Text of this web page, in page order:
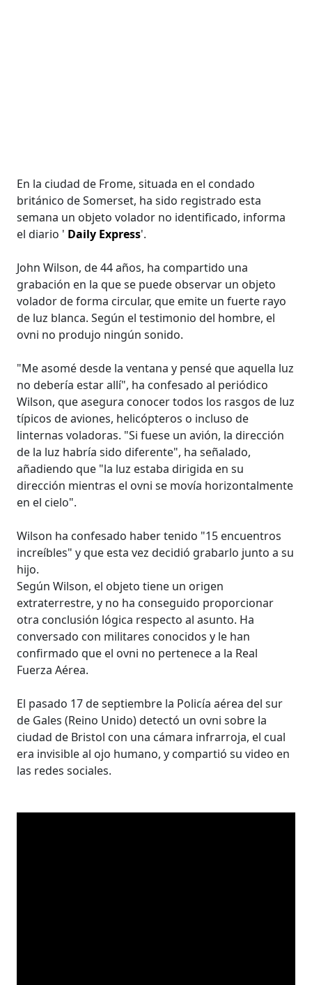
En la ciudad de Frome, situada en el condado
británico de Somerset, ha sido registrado esta
semana un objeto volador no identificado, informa
el diario ' Daily Express'.
John Wilson, de 44 años, ha compartido una
grabación en la que se puede observar un objeto
volador de forma circular, que emite un fuerte rayo
de luz blanca. Según el testimonio del hombre, el
ovni no produjo ningún sonido.
"Me asomé desde la ventana y pensé que aquella luz
no debería estar allí", ha confesado al periódico
Wilson, que asegura conocer todos los rasgos de luz
típicos de aviones, helicópteros o incluso de
linternas voladoras. "Si fuese un avión, la dirección
de la luz habría sido diferente", ha señalado,
añadiendo que "la luz estaba dirigida en su
dirección mientras el ovni se movía horizontalmente
en el cielo".
Wilson ha confesado haber tenido "15 encuentros
increíbles" y que esta vez decidió grabarlo junto a su
hijo.
Según Wilson, el objeto tiene un origen
extraterrestre, y no ha conseguido proporcionar
otra conclusión lógica respecto al asunto. Ha
conversado con militares conocidos y le han
confirmado que el ovni no pertenece a la Real
Fuerza Aérea.
El pasado 17 de septiembre la Policía aérea del sur
de Gales (Reino Unido) detectó un ovni sobre la
ciudad de Bristol con una cámara infrarroja, el cual
era invisible al ojo humano, y compartió su video en
las redes sociales.